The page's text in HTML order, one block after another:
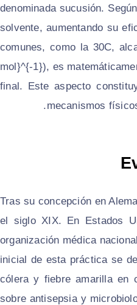
denominada sucusión.
solvente, aumentando su
comunes, como la 30C,
mol}^{-1}), es
final. Este aspecto
mecanismos
Tras su concepción en
el siglo XIX. En Estados
organización médica
inicial de esta práctica se
cólera y fiebre amarilla en
sobre antisepsia y